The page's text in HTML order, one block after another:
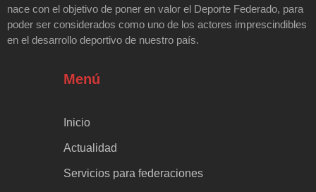
nace con el objetivo de poner en valor el Deporte Federado, para
poder ser considerados como uno de los actores imprescindibles
en el desarrollo deportivo de nuestro país.
Menú
Inicio
Actualidad
Servicios para federaciones